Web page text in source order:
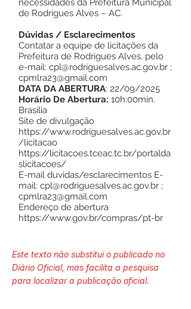
necessidades da Prefeitura Municipal
de Rodrigues Alves – AC.
Dúvidas / Esclarecimentos
Contatar a equipe de licitações da
Prefeitura de Rodrigues Alves, pelo
e-mail: cpl@rodriguesalves.ac.gov.br ;
cpmlra23@gmail.com
DATA DA ABERTURA: 22/09/2025
Horário De Abertura: 10h:00min.
Brasilia
Site de divulgação
https://www.rodriguesalves.ac.gov.br
/licitacao
https://licitacoes.tceac.tc.br/portalda
slicitacoes/
E-mail duvidas/esclarecimentos E-
mail: cpl@rodriguesalves.ac.gov.br ;
cpmlra23@gmail.com
Endereço de abertura
https://www.gov.br/compras/pt-br
Este texto não substitui o publicado no
Diário Oficial, mas facilita a pesquisa
para localizar a publicação oficial.